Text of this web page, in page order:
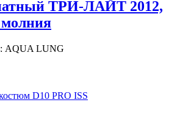
ТРИ-ЛАЙТ 2012,
AQUA LUNG